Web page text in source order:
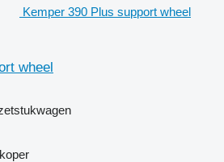
Kemper 390 Plus support wheel
wheel